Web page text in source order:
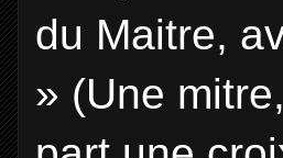
du Maitre,
» (Une